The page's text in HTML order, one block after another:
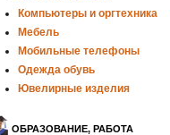
Компьютеры и оргтехника
Мебель
Мобильные телефоны
Одежда обувь
Ювелирные изделия
ОБРАЗОВАНИЕ, РАБОТА